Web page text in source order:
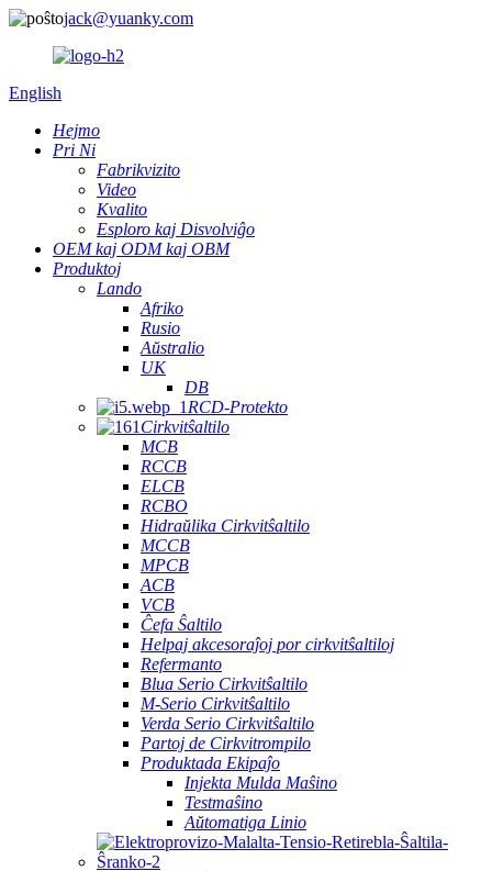
jack@yuanky.com
English
Hejmo
Pri Ni
Fabrikvizito
Video
Kvalito
Esploro kaj Disvolviĝo
OEM kaj ODM kaj OBM
Produktoj
Lando
Afriko
Rusio
Aŭstralio
UK
DB
RCD-Protekto
Cirkvitŝaltilo
MCB
RCCB
ELCB
RCBO
Hidraŭlika Cirkvitŝaltilo
MCCB
MPCB
ACB
VCB
Ĉefa Ŝaltilo
Helpaj akcesoraĵoj por cirkvitŝaltiloj
Refermanto
Blua Serio Cirkvitŝaltilo
M-Serio Cirkvitŝaltilo
Verda Serio Cirkvitŝaltilo
Partoj de Cirkvitrompilo
Produktada Ekipaĵo
Injekta Mulda Maŝino
Testmaŝino
Aŭtomatiga Linio